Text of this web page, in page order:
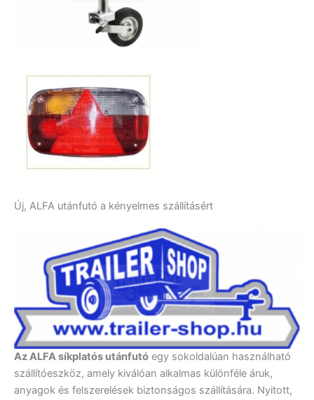
Új, ALFA utánfutó a kényelmes szállításért
Az ALFA síkplatós utánfutó egy sokoldalúan használható
szállítóeszköz, amely kiválóan alkalmas különféle áruk,
anyagok és felszerelések biztonságos szállítására. Nyitott,